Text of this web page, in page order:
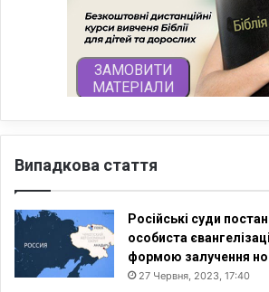
Випадкова стаття
Російські суди
особиста
формою залучення
27 Червня, 2023, 17:40